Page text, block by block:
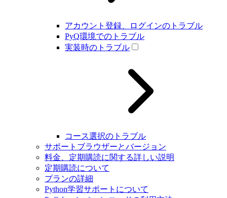
アカウント登録、ログインのトラブル
PyQ環境でのトラブル
実装時のトラブル
コース選択のトラブル
サポートブラウザーとバージョン
料金、定期購読に関する詳しい説明
定期購読について
プランの詳細
Python学習サポートについて